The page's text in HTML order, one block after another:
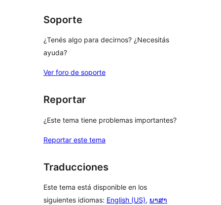
Soporte
¿Tenés algo para decirnos? ¿Necesitás
ayuda?
Ver foro de soporte
Reportar
¿Este tema tiene problemas importantes?
Reportar este tema
Traducciones
Este tema está disponible en los
siguientes idiomas: English (US), ພາສາ